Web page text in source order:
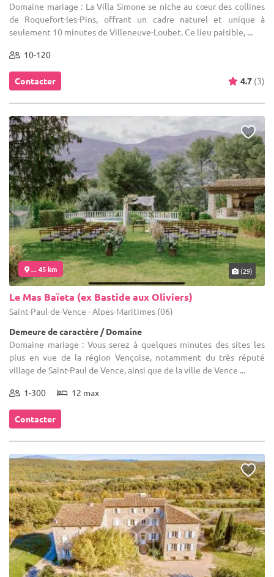
Domaine mariage : La Villa Simone se niche au cœur des collines
de Roquefort-les-Pins, offrant un cadre naturel et unique à
seulement 10 minutes de Villeneuve-Loubet. Ce lieu paisible, ...
10-120
Contacter 4.7 (3)
... 45 km (29)
Le Mas Baïeta (ex Bastide aux Oliviers)
Saint-Paul-de-Vence - Alpes-Maritimes (06)
Demeure de caractère / Domaine
Domaine mariage : Vous serez à quelques minutes des sites les
plus en vue de la région Vençoise, notamment du très réputé
village de Saint-Paul de Vence, ainsi que de la ville de Vence ...
1-300 12 max
Contacter